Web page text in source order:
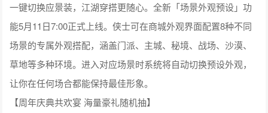
一键切换应景装，江湖穿搭更随心。全新「场景外观预设」功
能5月11日7:00正式上线。侠士可在商城外观界面配置8种不同
场景的专属外观搭配，涵盖门派、主城、秘境、战场、沙漠、
草地等多种环境。进入对应场景时系统将自动切换预设外观，
让你在任何场合都能保持最佳形象。
【周年庆典共欢宴 海量豪礼随机抽】